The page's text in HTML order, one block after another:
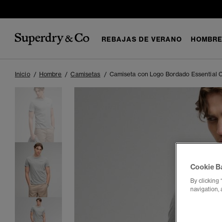
REBAJAS DE VERANO
Inicio Hombre Camisetas Camiseta con Logo Bordado Essential
Cookie
By clicking
navigation,